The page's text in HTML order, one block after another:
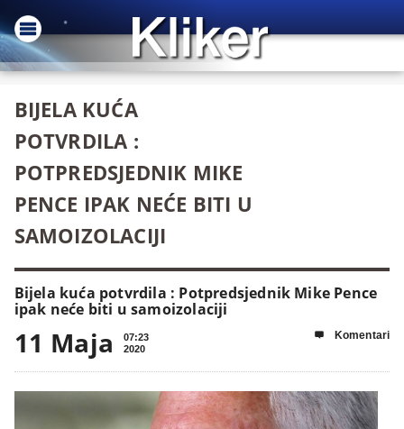
BIJELA KUĆA
POTVRDILA :
POTPREDSJEDNIK MIKE
PENCE IPAK NEĆE BITI U
SAMOIZOLACIJI
Bijela kuća potvrdila : Potpredsjednik Mike Pence
ipak neće biti u samoizolaciji
11 Maja
07:23
2020
 Komentari